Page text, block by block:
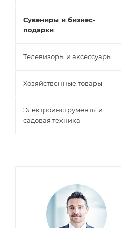
Сувениры и бизнес-
подарки
Телевизоры и аксессуары
Хозяйственные товары
Электроинструменты и
садовая техника